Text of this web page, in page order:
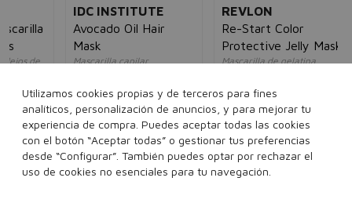
IDC INSTITUTE
Avocado Oil Hair
Mascarilla capilar
1,20€ 0,95€
25 ml
Añadir a la cesta
REVLON
Re-Start Color
Protective Jelly Mask
Mascarilla de gelatina
22,00€ 17,95€
500 ml
Añadir a la cesta
Utilizamos cookies propias y de terceros para fines
analíticos, personalización de anuncios, y para mejorar tu
experiencia de compra. Puedes aceptar todas las cookies
con el botón “Aceptar todas” o gestionar tus preferencias
desde “Configurar”. También puedes optar por rechazar el
uso de cookies no esenciales para tu navegación.